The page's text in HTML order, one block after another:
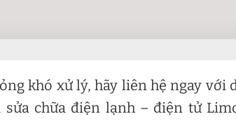
khó xử lý, hãy liên hệ ngay với
sửa chữa điện lạnh – điện tử